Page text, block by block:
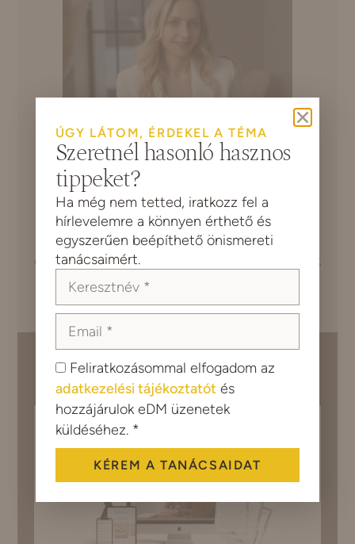
Fuller Biankavagyok,pszichológus és
pszichoedukátor. Önismereti és szorongás
oldó pszichoedukációt és támogatást nyújtok
fiatal felnőtteknek (25-35 éves korosztály).
Válaszd a hozzád illő
önismereti eszközt:
ÚGY LÁTOM, ÉRDEKEL A TÉMA
Szeretnél hasonló hasznos
tippeket?
Ha még nem tetted, iratkozz fel a
hírlevelemre a könnyen érthető és
egyszerűen beépíthető önismereti
tanácsaimért.
Feliratkozásommal elfogadom az
adatkezelési tájékoztatótés
hozzájárulok eDM üzenetek
küldéséhez. *
KÉREM A TANÁCSAIDAT